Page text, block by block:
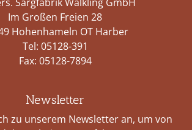
Im Großen Freien 28
Hohenhameln OT Harber
Tel: 05128-391
Fax: 05128-7894
Newsletter
zu unserem Newsletter an, um von